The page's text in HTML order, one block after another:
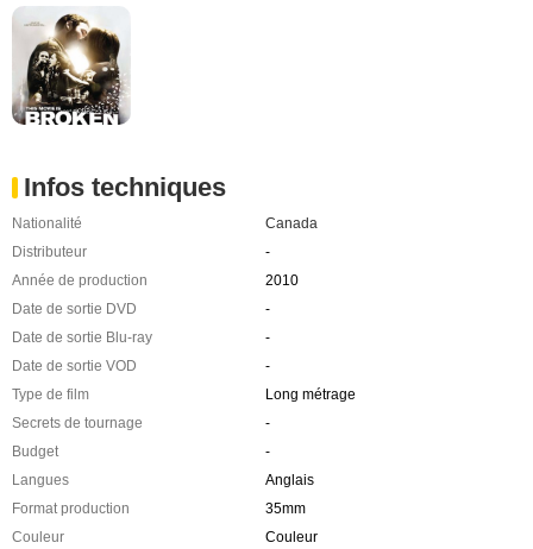
Infos techniques
Nationalité
Canada
Distributeur
-
Année de production
2010
Date de sortie DVD
-
Date de sortie Blu-ray
-
Date de sortie VOD
-
Type de film
Long métrage
Secrets de tournage
-
Budget
-
Langues
Anglais
Format production
35mm
Couleur
Couleur